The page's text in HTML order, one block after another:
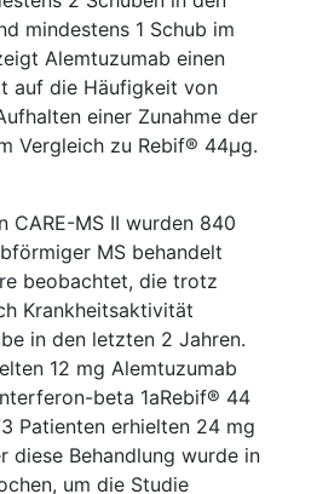
mindestens 1 Schub im
Alemtuzumab einen
auf die Häufigkeit von
einer Zunahme der
Vergleich zu Rebif® 44µg.
CARE-MS II wurden 840
MS behandelt
beobachtet, die trotz
Krankheitsaktivität
in den letzten 2 Jahren.
12 mg Alemtuzumab
beta 1aRebif® 44
Patienten erhielten 24 mg
diese Behandlung wurde in
um die Studie